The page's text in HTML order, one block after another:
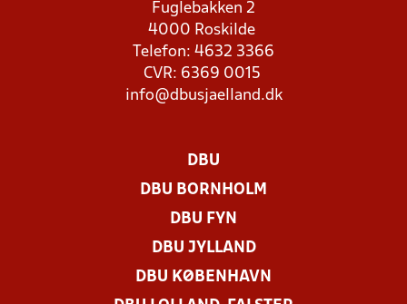
Fuglebakken 2
4000 Roskilde
Telefon: 4632 3366
CVR: 6369 0015
info@dbusjaelland.dk
DBU
DBU BORNHOLM
DBU FYN
DBU JYLLAND
DBU KØBENHAVN